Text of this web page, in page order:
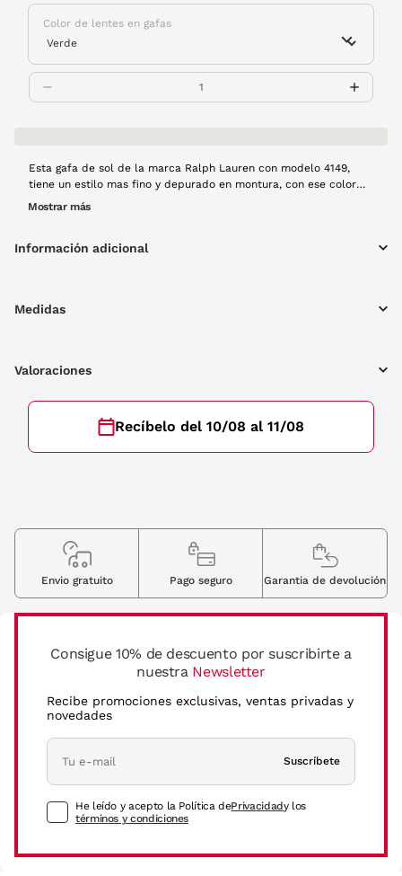
Color de lentes en gafas
Esta gafa de sol de la marca Ralph Lauren con modelo 4149,
tiene un estilo mas fino y depurado en montura, con ese color
verde oscuro en sus lentes que no deja indiferente a nadie. Un
tus gafas.
Mostrar más
Información adicional
Medidas
Valoraciones
Recíbelo del 10/08 al 11/08
Consigue 10% de descuento por suscribirte a
nuestra Newsletter
Recibe promociones exclusivas, ventas privadas y
novedades
Suscríbete
He leído y acepto la Política dePrivacidady los
términos y condiciones
Envio gratuito Pago seguro Garantia de devolución